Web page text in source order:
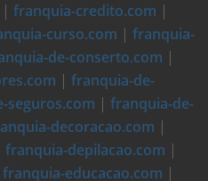
| franquia-credito.com |
curso.com | franquia-
de-conserto.com |
| franquia-de-
seguros.com | franquia-de-
decoracao.com |
franquia-depilacao.com |
franquia-educacao.com |